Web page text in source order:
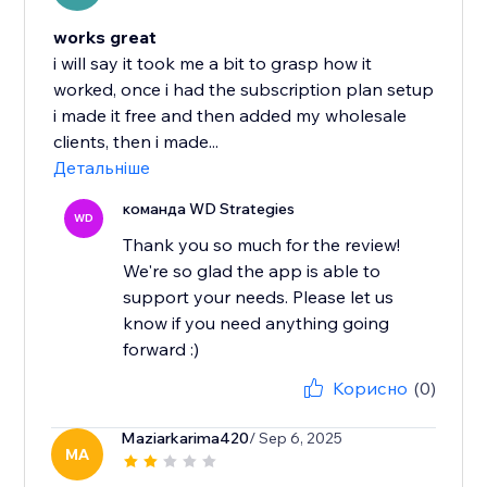
works great
i will say it took me a bit to grasp how it
worked, once i had the subscription plan setup
i made it free and then added my wholesale
clients, then i made...
Детальніше
WD команда WD Strategies
Thank you so much for the review!
We're so glad the app is able to
support your needs. Please let us
know if you need anything going
forward :)
Корисно (0)
MA
Maziarkarima420/ Sep 6, 2025